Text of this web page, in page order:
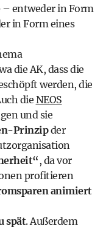
– entweder in Form
in Form eines
die AK, dass die
werden, die
die NEOS
und sie
Prinzipder
, da vor
profitieren
animiert
spät. Außerdem